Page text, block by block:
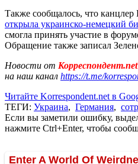
Также сообщалось, что
открыла украинско-немецкий
смогла принять участие в
Обращение также записал
Новости от Корреспондент.net
на наш канал https://t.me/
Читайте Korrespondent.net в
ТЕГИ: Украина, Германия,
Если вы заметили ошибку,
нажмите Ctrl+Enter, чтобы